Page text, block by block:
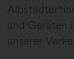
und Geräten
unserer